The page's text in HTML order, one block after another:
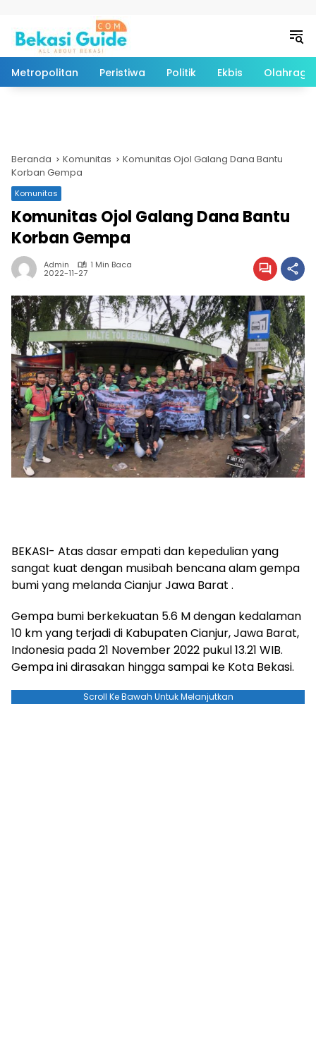
Metropolitan Peristiwa Politik Ekbis Olahraga
Beranda Komunitas
Komunitas Ojol Galang Dana Bantu
Korban Gempa
Komunitas
Komunitas Ojol Galang Dana Bantu
Korban Gempa
Admin 1 Min Baca
2022-11-27
BEKASI- Atas dasar empati dan kepedulian yang
sangat kuat dengan musibah bencana alam gempa
bumi yang melanda Cianjur Jawa Barat .
Gempa bumi berkekuatan 5.6 M dengan kedalaman
10 km yang terjadi di Kabupaten Cianjur, Jawa Barat,
Indonesia pada 21 November 2022 pukul 13.21 WIB.
Gempa ini dirasakan hingga sampai ke Kota Bekasi.
Scroll Ke Bawah Untuk Melanjutkan